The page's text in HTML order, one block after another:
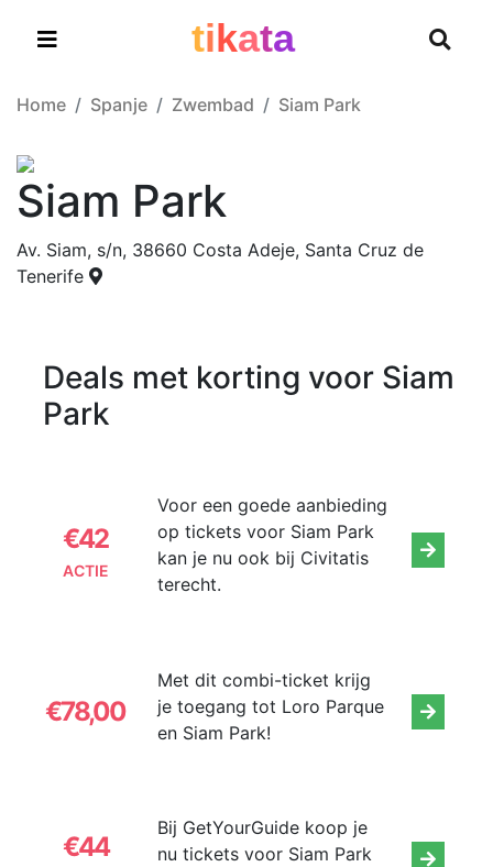
tikata
Home Spanje Zwembad Siam Park
Siam Park
Av. Siam, s/n, 38660 Costa Adeje, Santa Cruz de
Tenerife
Deals met korting voor Siam
Park
€42
ACTIE
Voor een goede aanbieding
op tickets voor Siam Park
kan je nu ook bij Civitatis
terecht.
€78,00
Met dit combi-ticket krijg
je toegang tot Loro Parque
en Siam Park!
€44
Bij GetYourGuide koop je
nu tickets voor Siam Park